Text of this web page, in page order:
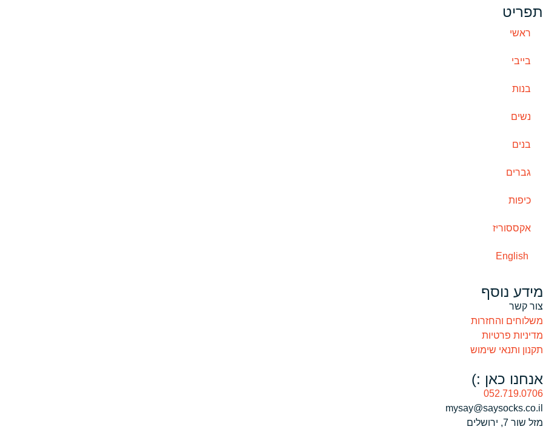
תפריט
ראשי
בייבי
בנות
נשים
בנים
גברים
כיפות
אקססוריז
English
מידע נוסף
צור קשר
משלוחים והחזרות
מדיניות פרטיות
תקנון ותנאי שימוש
אנחנו כאן :)
052.719.0706
mysay@saysocks.co.il‏
מזל שור 7, ירושלים